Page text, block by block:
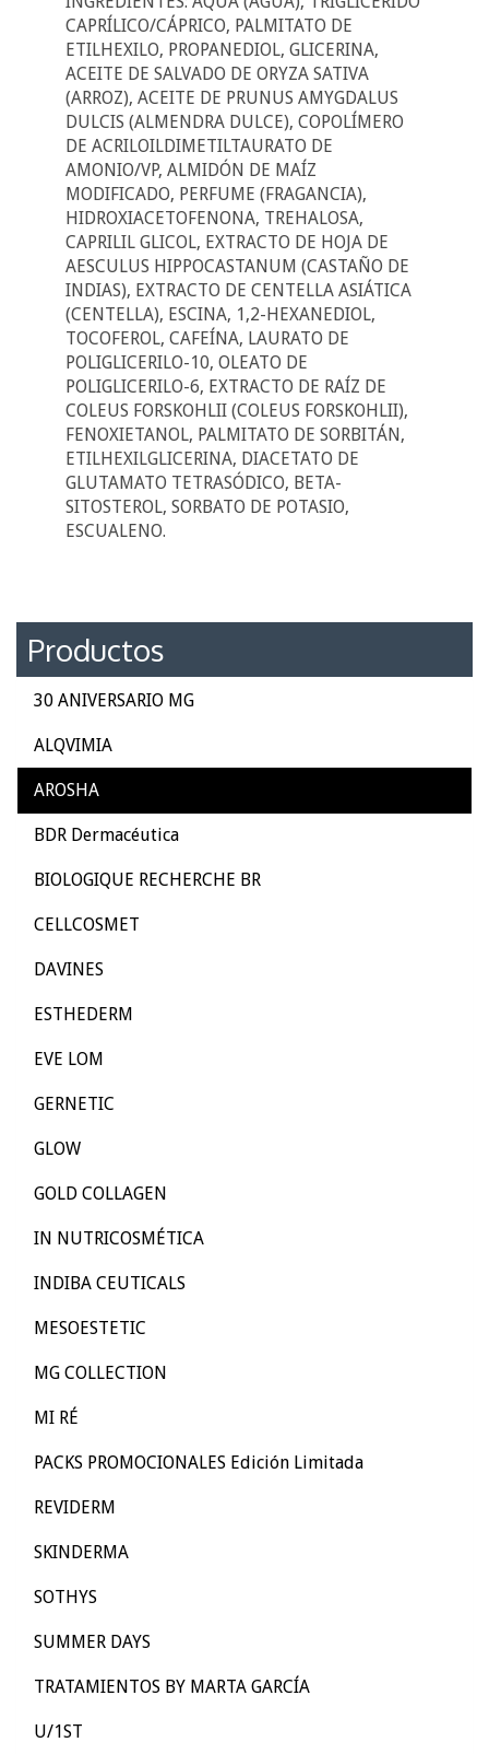
CAPRÍLICO/CÁPRICO, PALMITATO DE
ETILHEXILO, PROPANEDIOL, GLICERINA,
ACEITE DE SALVADO DE ORYZA SATIVA
(ARROZ), ACEITE DE PRUNUS AMYGDALUS
DULCIS (ALMENDRA DULCE), COPOLÍMERO
DE ACRILOILDIMETILTAURATO DE
AMONIO/VP, ALMIDÓN DE MAÍZ
MODIFICADO, PERFUME (FRAGANCIA),
HIDROXIACETOFENONA, TREHALOSA,
CAPRILIL GLICOL, EXTRACTO DE HOJA DE
AESCULUS HIPPOCASTANUM (CASTAÑO DE
INDIAS), EXTRACTO DE CENTELLA ASIÁTICA
(CENTELLA), ESCINA, 1,2-HEXANEDIOL,
TOCOFEROL, CAFEÍNA, LAURATO DE
POLIGLICERILO-10, OLEATO DE
POLIGLICERILO-6, EXTRACTO DE RAÍZ DE
COLEUS FORSKOHLII (COLEUS FORSKOHLII),
FENOXIETANOL, PALMITATO DE SORBITÁN,
ETILHEXILGLICERINA, DIACETATO DE
GLUTAMATO TETRASÓDICO, BETA-
SITOSTEROL, SORBATO DE POTASIO,
ESCUALENO.
Productos
30 ANIVERSARIO MG
ALQVIMIA
AROSHA
BDR Dermacéutica
BIOLOGIQUE RECHERCHE BR
CELLCOSMET
DAVINES
ESTHEDERM
EVE LOM
GERNETIC
GLOW
GOLD COLLAGEN
IN NUTRICOSMÉTICA
INDIBA CEUTICALS
MESOESTETIC
MG COLLECTION
MI RÉ
PACKS PROMOCIONALES Edición Limitada
REVIDERM
SKINDERMA
SOTHYS
SUMMER DAYS
TRATAMIENTOS BY MARTA GARCÍA
U/1ST